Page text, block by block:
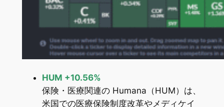
HUM +10.56%
保険・医療関連の Humana（HUM）は、
米国での医療保険制度改革やメディケイ